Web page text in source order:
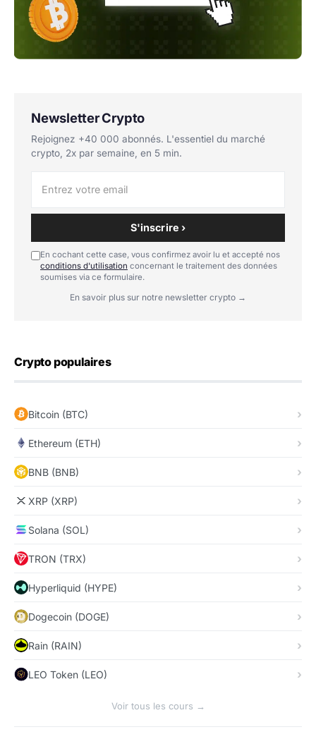
Newsletter Crypto
Rejoignez +40 000 abonnés. L'essentiel du marché
crypto, 2x par semaine, en 5 min.
S'inscrire ›
En cochant cette case, vous confirmez avoir lu et accepté nos
conditions d'utilisation concernant le traitement des données
soumises via ce formulaire.
En savoir plus sur notre newsletter crypto →
Crypto populaires
Bitcoin (BTC)
Ethereum (ETH)
BNB (BNB)
XRP (XRP)
Solana (SOL)
TRON (TRX)
Hyperliquid (HYPE)
Dogecoin (DOGE)
Rain (RAIN)
LEO Token (LEO)
Voir tous les cours →